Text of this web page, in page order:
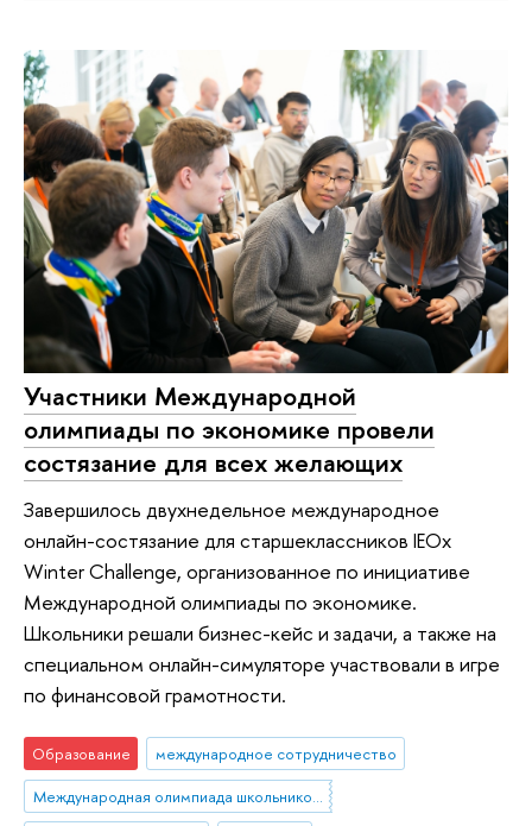
Участники Международной
олимпиады по экономике провели
состязание для всех желающих
Завершилось двухнедельное международное
онлайн-состязание для старшеклассников IEOx
Winter Challenge, организованное по инициативе
Международной олимпиады по экономике.
Школьники решали бизнес-кейс и задачи, а также на
специальном онлайн-симуляторе участвовали в игре
по финансовой грамотности.
Образование
международное сотрудничество
Международная олимпиада школьников по экономике